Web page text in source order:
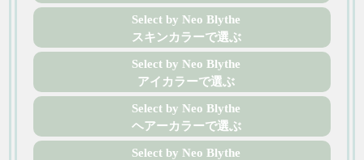
Select by Neo Blythe
スキンカラーで選ぶ
Select by Neo Blythe
アイカラーで選ぶ
Select by Neo Blythe
ヘアーカラーで選ぶ
Select by Neo Blythe